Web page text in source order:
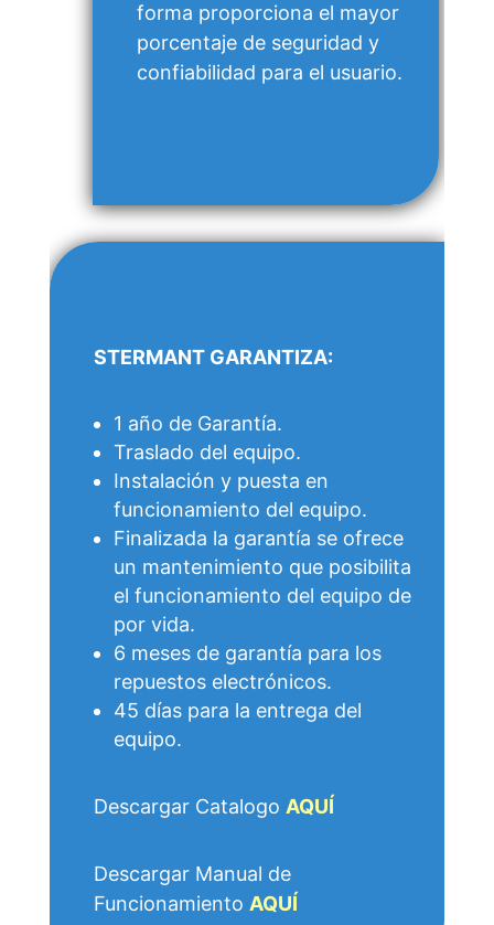
forma proporciona el mayor
porcentaje de seguridad y
confiabilidad para el usuario.
STERMANT GARANTIZA:
1 año de Garantía.
Traslado del equipo.
Instalación y puesta en
funcionamiento del equipo.
Finalizada la garantía se ofrece
un mantenimiento que posibilita
el funcionamiento del equipo de
por vida.
6 meses de garantía para los
repuestos electrónicos.
45 días para la entrega del
equipo.
Descargar Catalogo AQUÍ
Descargar Manual de
Funcionamiento AQUÍ